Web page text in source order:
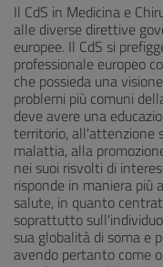
Il CdS in Medicina e
alle diverse direttive
europee. Il CdS si
professionale europeo
che possieda una
problemi più comuni
deve avere una
territorio, all'attenzione
malattia, alla
nei suoi risvolti di
risponde in maniera più
salute, in quanto
soprattutto
sua globalità di soma e
avendo pertanto come